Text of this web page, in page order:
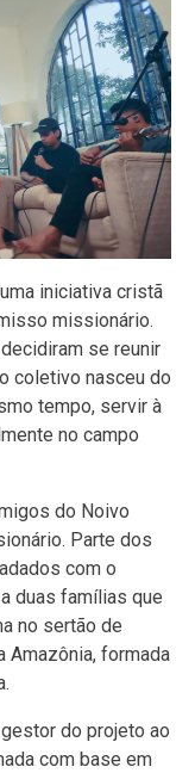
iniciativa cristã
missionário.
se reunir
coletivo nasceu do
tempo, servir à
no campo
do Noivo
Parte dos
com o
duas famílias que
no sertão de
Amazônia, formada
do projeto ao
com base em